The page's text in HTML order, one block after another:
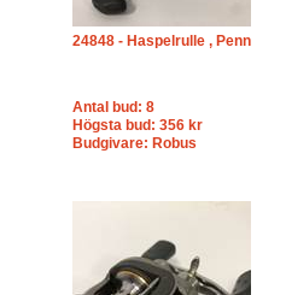
24848 - Haspelrulle , Penn
Antal bud: 8
Högsta bud: 356 kr
Budgivare: Robus